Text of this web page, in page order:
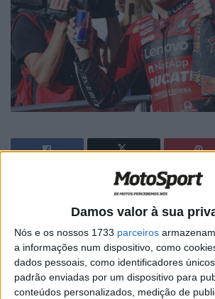
Damos valor à sua
Nós e os nossos 1733 parceiros
a informações num dispositivo, como
dados pessoais, como identificadores
padrão enviadas por um dispositivo para
conteúdos personalizados, medição de
🔊 Ouvir artigo
O GP de Valência também foi a última
Miller com a Ducati. Largando com o
tempo, o australiano conseguiu
posições lutando pelo pódio, mas a
caiu enquanto era terceiro. Miller